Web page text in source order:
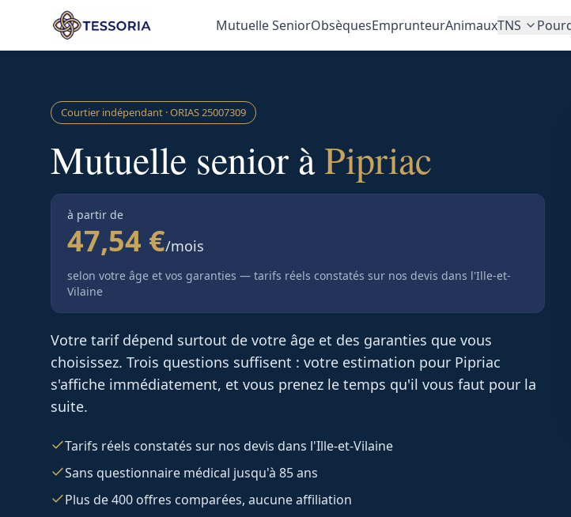
Aller au contenu principal
Mutuelle SeniorObsèquesEmprunteurAnimauxTNS
Courtier indépendant · ORIAS25007309
Mutuelle senior àPipriac
à partir de
47,54 €/mois
selon votre âge et vos garanties — tarifs réels constatés sur nos devis dans l'Ille-et-
Vilaine
Votre tarif dépend surtout de votre âge et des garanties que vous
choisissez. Trois questions suffisent : votre estimation pour Pipriac
s'affiche immédiatement, et vous prenez le temps qu'il vous faut pour la
suite.
Tarifs réels constatés sur nos devis dans l'Ille-et-Vilaine
Sans questionnaire médical jusqu'à 85 ans
Plus de 400 offres comparées, aucune affiliation